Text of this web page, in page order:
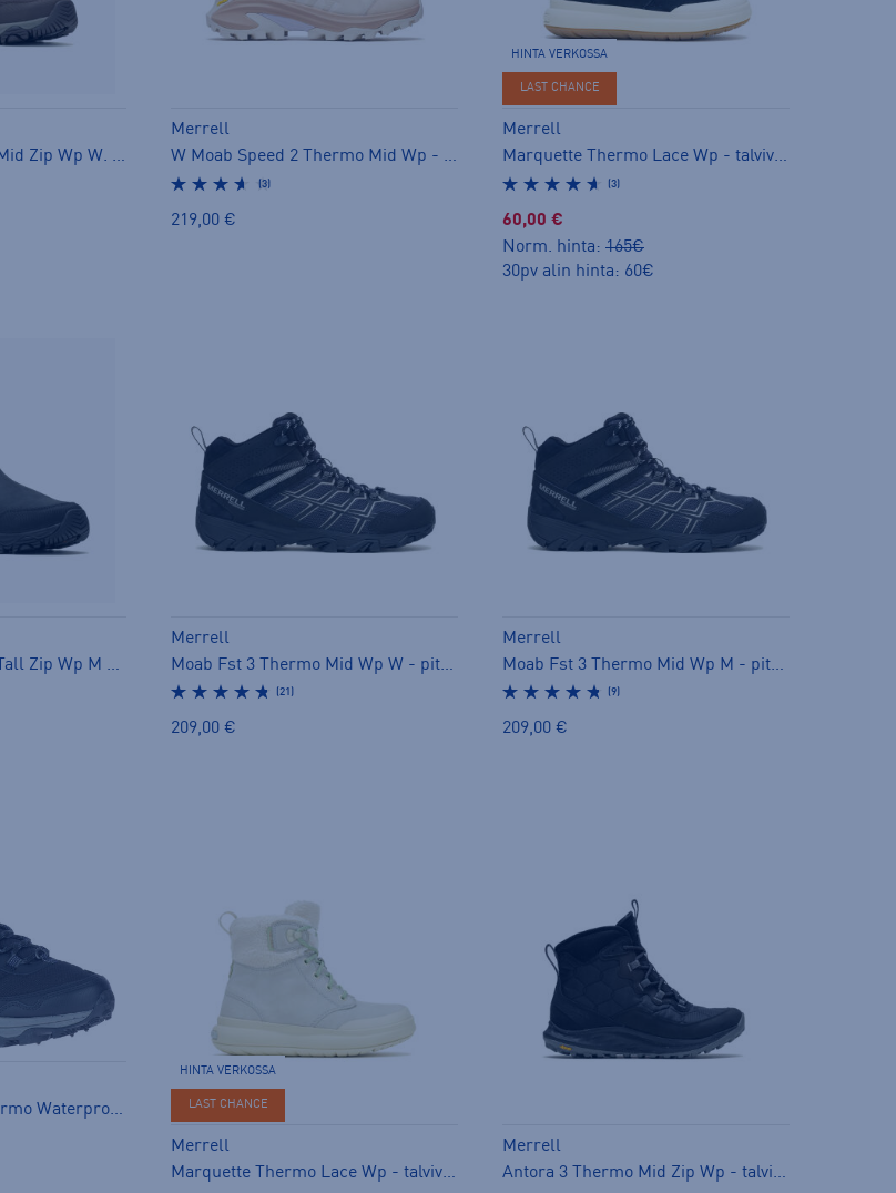
Coldpack 3 Thermo Mid Zip Wp W. - pitopohjakengät
Merrell
W Moab Speed 2 Thermo Mid Wp - pitopohjakengät
(3)
219,00 €
HINTA VERKOSSA
LAST CHANCE
Merrell
Marquette Thermo Lace Wp - talvivarsikengät
(3)
60,00 €
Norm. hinta: 165€
30pv alin hinta: 60€
Coldpack 3 Thermo Tall Zip Wp M - pitopohjakengät
Merrell
Moab Fst 3 Thermo Mid Wp W - pitopohjakengät
(21)
209,00 €
Merrell
Moab Fst 3 Thermo Mid Wp M - pitopohjakengät
(9)
209,00 €
Moab Speed Mid Thermo Waterproof Spike - nastakengät
HINTA VERKOSSA
LAST CHANCE
Merrell
Marquette Thermo Lace Wp - talvivarsikengät
Merrell
Antora 3 Thermo Mid Zip Wp - talvivarsikengät